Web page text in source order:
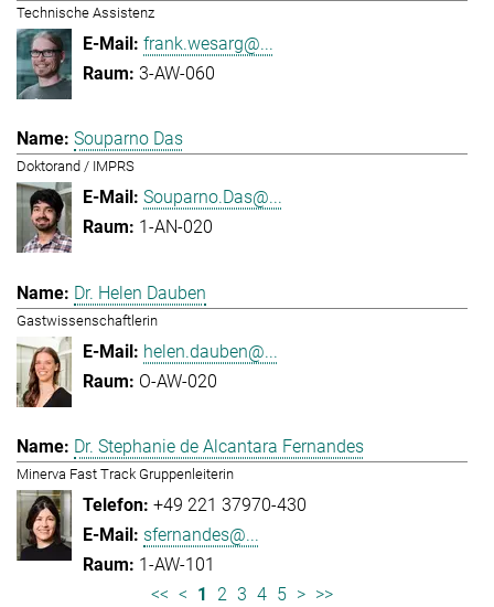
Technische Assistenz
frank.wesarg@...
3-AW-060
Souparno Das
Doktorand / IMPRS
Souparno.Das@...
1-AN-020
Dr. Helen Dauben
Gastwissenschaftlerin
helen.dauben@...
O-AW-020
Dr. Stephanie de Alcantara Fernandes
Minerva Fast Track Gruppenleiterin
+49 221 37970-430
sfernandes@...
1-AW-101
<< < 1 2 3 4 5 > >>